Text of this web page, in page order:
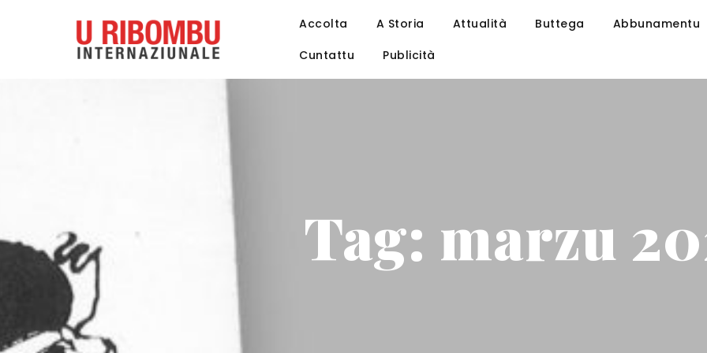
Accolta A Storia Attualità Buttega
Abbunamentu
Cuntattu
Publicità
Tag: marzu